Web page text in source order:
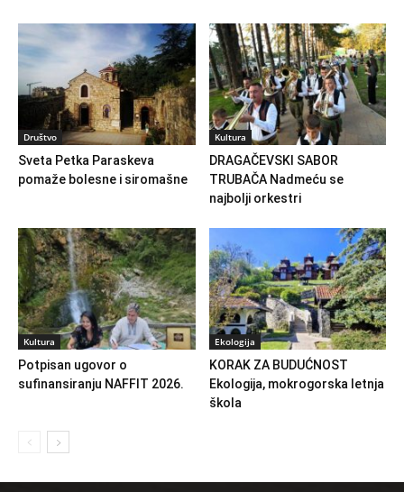
Društvo
Sveta Petka Paraskeva
pomaže bolesne i siromašne
Kultura
DRAGAČEVSKI SABOR
TRUBAČA Nadmeću se
najbolji orkestri
Kultura
Potpisan ugovor o
sufinansiranju NAFFIT 2026.
Ekologija
KORAK ZA BUDUĆNOST
Ekologija, mokrogorska letnja
škola